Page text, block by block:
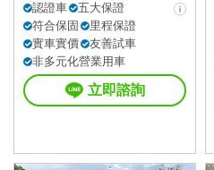
認證車
五大保證
符合保固
里程保證
實車實價
友善試車
非多元化營業用車
立即諮詢